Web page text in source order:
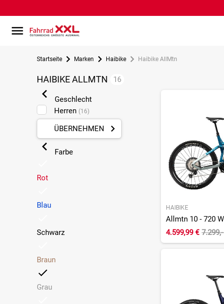
Startseite Marken Haibike Haibike AllMtn
HAIBIKE ALLMTN 16
Geschlecht
Herren (16)
ÜBERNEHMEN
Farbe
Rot
Blau
Schwarz
Braun
Grau
HAIBIKE
Allmtn 10 - 720
4.599,99 €